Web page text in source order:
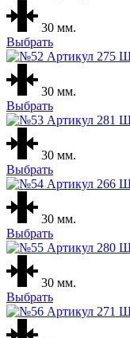
30 мм.
Выбрать
30 мм.
Выбрать
30 мм.
Выбрать
30 мм.
Выбрать
30 мм.
Выбрать